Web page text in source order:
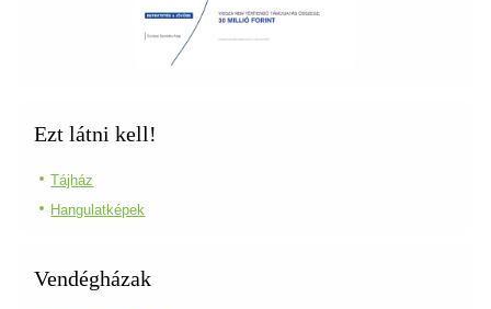
Ezt látni kell!
Tájház
Hangulatképek
Vendégházak